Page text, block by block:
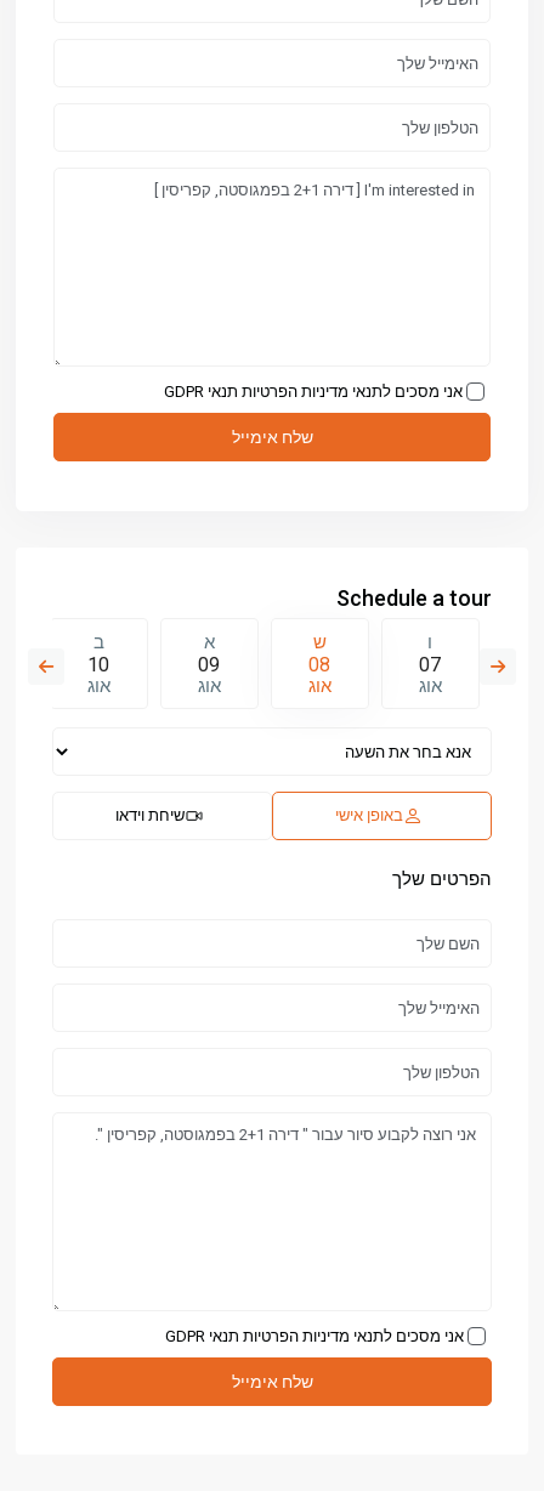
אני מסכים לתנאי מדיניות הפרטיות תנאי GDPR
Schedule a tour
ו
07
אוג
ש
08
אוג
א
09
אוג
ב
10
אוג
באופן אישי שיחת וידאו
הפרטים שלך
אני מסכים לתנאי מדיניות הפרטיות תנאי GDPR